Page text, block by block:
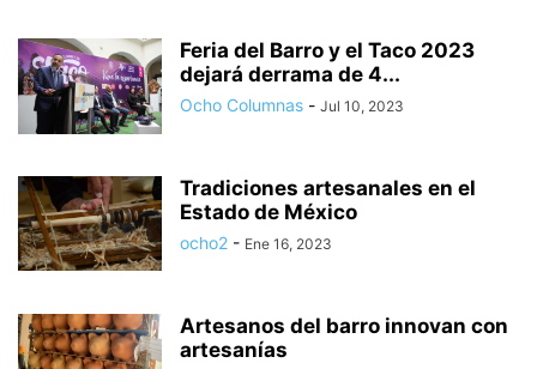
Feria del Barro y el Taco 2023
dejará derrama de 4...
Ocho Columnas - Jul 10, 2023
Tradiciones artesanales en el
Estado de México
ocho2 - Ene 16, 2023
Artesanos del barro innovan con
artesanías